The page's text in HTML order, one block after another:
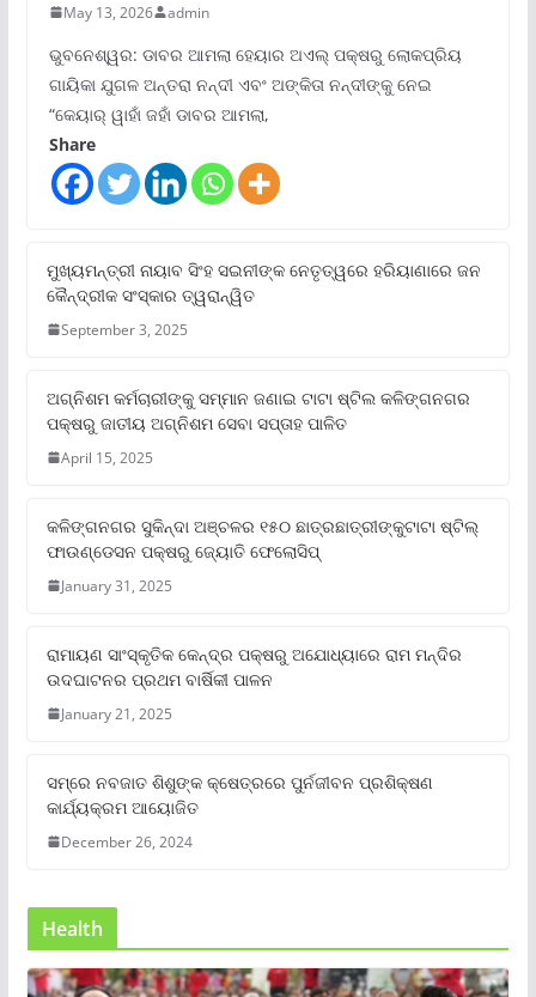
May 13, 2026 admin
ଭୁବନେଶ୍ୱର: ଡାବର ଆମଲା ହେୟାର ଅଏଲ୍ ପକ୍ଷରୁ ଲୋକପ୍ରିୟ
ଗାୟିକା ଯୁଗଳ ଅନ୍ତରା ନନ୍ଦୀ ଏବଂ ଅଙ୍କିତା ନନ୍ଦୀଙ୍କୁ ନେଇ
“କେୟାର୍ ୱାହାଁ ଜହାଁ ଡାବର ଆମଲା,
Share
ମୁଖ୍ୟମନ୍ତ୍ରୀ ନାୟାବ ସିଂହ ସଇନୀଙ୍କ ନେତୃତ୍ୱରେ ହରିୟାଣାରେ ଜନ
କୈନ୍ଦ୍ରୀକ ସଂସ୍କାର ତ୍ୱରାନ୍ୱିତ
September 3, 2025
ଅଗ୍ନିଶମ କର୍ମଚାରୀଙ୍କୁ ସମ୍ମାନ ଜଣାଇ ଟାଟା ଷ୍ଟିଲ କଳିଙ୍ଗନଗର
ପକ୍ଷରୁ ଜାତୀୟ ଅଗ୍ନିଶମ ସେବା ସପ୍ତାହ ପାଳିତ
April 15, 2025
କଳିଙ୍ଗନଗର ସୁକିନ୍ଦା ଅଞ୍ଚଳର ୧୫୦ ଛାତ୍ରଛାତ୍ରୀଙ୍କୁଟାଟା ଷ୍ଟିଲ୍
ଫାଉଣ୍ଡେସନ ପକ୍ଷରୁ ଜ୍ୟୋତି ଫେଲୋସିପ୍‌
January 31, 2025
ରାମାୟଣ ସାଂସ୍କୃତିକ କେନ୍ଦ୍ର ପକ୍ଷରୁ ଅଯୋଧ୍ୟାରେ ରାମ ମନ୍ଦିର
ଉଦଘାଟନର ପ୍ରଥମ ବାର୍ଷିକୀ ପାଳନ
January 21, 2025
ସମ୍‌ରେ ନବଜାତ ଶିଶୁଙ୍କ କ୍ଷେତ୍ରରେ ପୁର୍ନଜୀବନ ପ୍ରଶିକ୍ଷଣ
କାର୍ଯ୍ୟକ୍ରମ ଆୟୋଜିତ
December 26, 2024
Health